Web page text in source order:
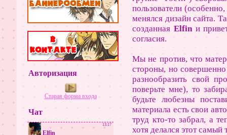
Авторизация
Старая форма входа
Чат
пользователи
менялся дизайн сайта.
созданная Elfinи
согласия.
Мы не против, что
стороны, но
разнообразить свой
поверьте мне), то
будьте любезны
материала есть свои
труд кто-то забрал, а
хотя делался этот